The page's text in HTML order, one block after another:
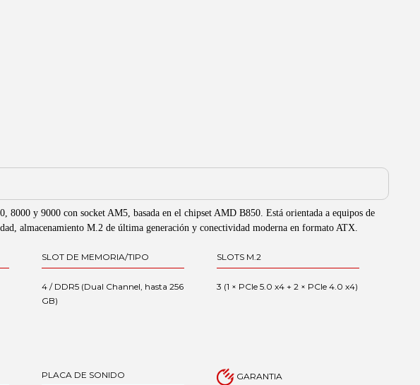
8000 y 9000 con socket AM5, basada en el chipset AMD B850. Está orientada a equipos de
almacenamiento M.2 de última generación y conectividad moderna en formato ATX.
SLOT DE MEMORIA/TIPO
4 / DDR5 (Dual Channel, hasta 256
GB)
SLOTS M.2
3 (1 × PCIe 5.0 x4 + 2 × PCIe 4.0 x4)
PLACA DE SONIDO GARANTIA